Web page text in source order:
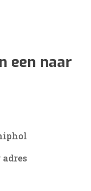
een naar